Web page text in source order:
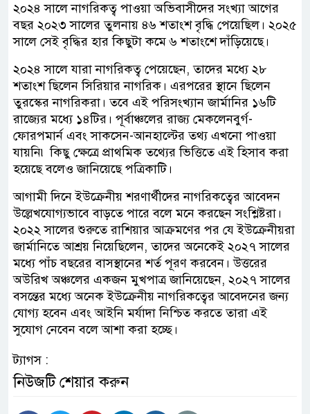
২০২৪ সালে নাগরিকত্ব পাওয়া অভিবাসীদের সংখ্যা আগের
বছর ২০২৩ সালের তুলনায় ৪৬ শতাংশ বৃদ্ধি পেয়েছিল। ২০২৫
সালে সেই বৃদ্ধির হার কিছুটা কমে ৬ শতাংশে দাঁড়িয়েছে।
২০২৪ সালে যারা নাগরিকত্ব পেয়েছেন, তাদের মধ্যে ২৮
শতাংশ ছিলেন সিরিয়ার নাগরিক। এরপরের স্থানে ছিলেন
তুরস্কের নাগরিকরা। তবে এই পরিসংখ্যান জার্মানির ১৬টি
রাজ্যের মধ্যে ১৪টির। পূর্বাঞ্চলের রাজ্য মেকলেনবুর্গ-
ফোরপমার্ন এবং সাকসেন-আনহাল্টের তথ্য এখনো পাওয়া
যায়নি৷ কিছু ক্ষেত্রে প্রাথমিক তথ্যের ভিত্তিতে এই হিসাব করা
হয়েছে বলেও জানিয়েছে পত্রিকাটি।
আগামী দিনে ইউক্রেনীয় শরণার্থীদের নাগরিকত্বের আবেদন
উল্লেখযোগ্যভাবে বাড়তে পারে বলে মনে করছেন সংশ্লিষ্টরা।
২০২২ সালের শুরুতে রাশিয়ার আক্রমণের পর যে ইউক্রেনীয়রা
জার্মানিতে আশ্রয় নিয়েছিলেন, তাদের অনেকেই ২০২৭ সালের
মধ্যে পাঁচ বছরের বাসস্থানের শর্ত পূরণ করবেন। উত্তরের
অউরিখ অঞ্চলের একজন মুখপাত্র জানিয়েছেন, ২০২৭ সালের
বসন্তের মধ্যে অনেক ইউক্রেনীয় নাগরিকত্বের আবেদনের জন্য
যোগ্য হবেন এবং আইনি মর্যাদা নিশ্চিত করতে তারা এই
সুযোগ নেবেন বলে আশা করা হচ্ছে।
ট্যাগস :
নিউজটি শেয়ার করুন